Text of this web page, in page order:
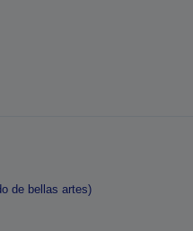
de bellas artes)